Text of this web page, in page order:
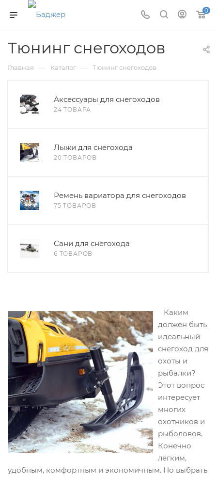
0
Тюнинг снегоходов
Главная — Каталог — Тюнинг снегоходов
Аксессуары для снегоходов
24 ТОВАРА
Лыжи для снегохода
20 ТОВАРОВ
Ремень вариатора для снегоходов
75 ТОВАРОВ
Сани для снегохода
6 ТОВАРОВ
Каким
должен быть
идеальный
снегоход для
охоты и
рыбалки?
Этот вопрос
интересует
многих
охотников и
рыболовов.
Конечно
легким,
удобным, комфортным и экономичным. Но выбрать